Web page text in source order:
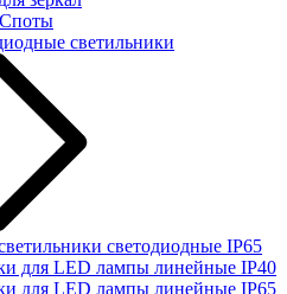
светильники
светодиодные IP65
для LED лампы линейные IP40
для LED лампы линейные IP65